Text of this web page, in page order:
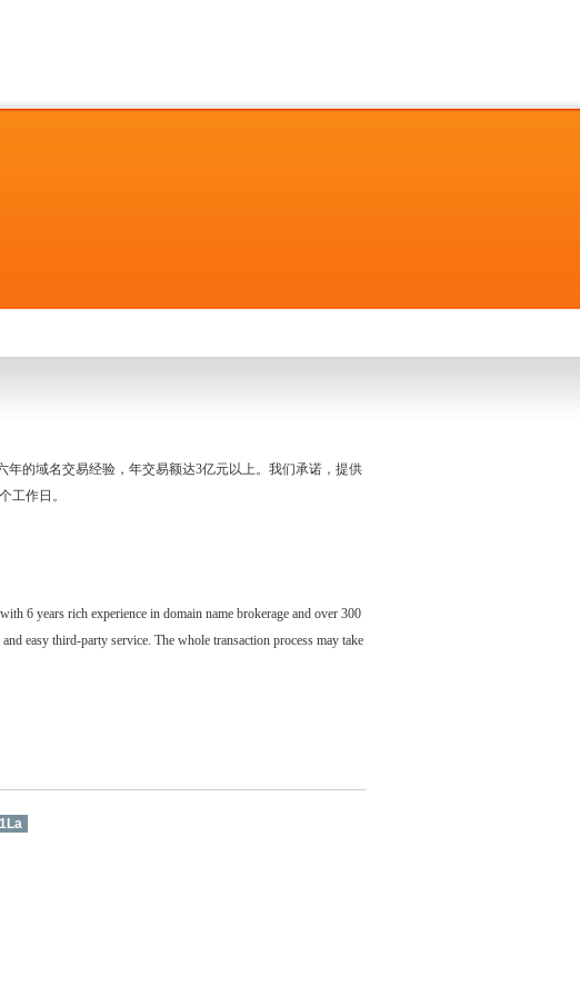
年的域名交易经验，年交易额达3亿元以上。我们承诺，提供
工作日。
6 years rich experience in domain name brokerage and over 300
easy third-party service. The whole transaction process may take